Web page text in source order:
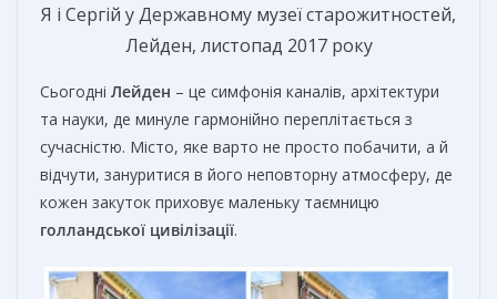
Я і Сергій у Державному музеї старожитностей,
Лейден, листопад 2017 року
Сьогодні Лейден – це симфонія каналів, архітектури
та науки, де минуле гармонійно переплітається з
сучасністю. Місто, яке варто не просто побачити, а й
відчути, зануритися в його неповторну атмосферу, де
кожен закуток приховує маленьку таємницю
голландської цивілізації.